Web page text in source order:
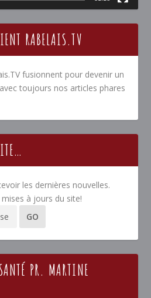
RABELAIS.TV
fusionnent pour devenir un
toujours nos articles phares
les dernières nouvelles.
à jours du site!
PR. MARTINE